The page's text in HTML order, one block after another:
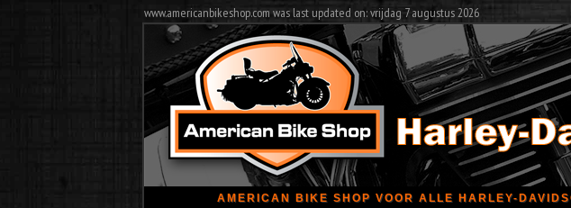
www.americanbikeshop.com was last updated on: vrijdag 7 augustus 2026
AMERICAN BIKE SHOP VOOR ALLE HARLEY-